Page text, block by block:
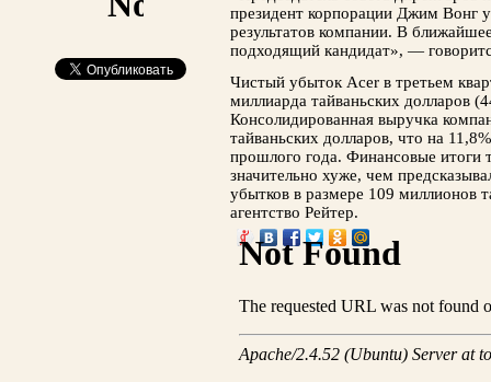
президент корпорации Джим Вонг
результатов компании. В
подходящий кандидат», —
Чистый убыток Acer в третьем
миллиарда тайваньских долларов
Консолидированная выручка
тайваньских долларов, что на
прошлого года. Финансовые итоги
значительно хуже, чем
убытков в размере 109 миллионов
агентство Рейтер.